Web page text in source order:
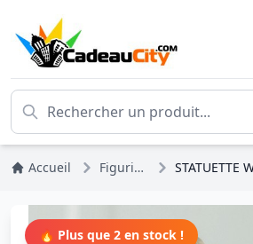
Accueil Figurines
🔥 Plus que 2 en stock !